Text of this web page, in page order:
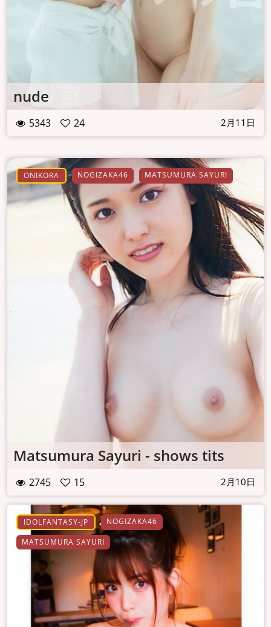
nude
5343 24 2月11日
ONIKORA NOGIZAKA46 MATSUMURA SAYURI
Matsumura Sayuri - shows tits
2745 15 2月10日
IDOLFANTASY-JP
NOGIZAKA46
MATSUMURA SAYURI